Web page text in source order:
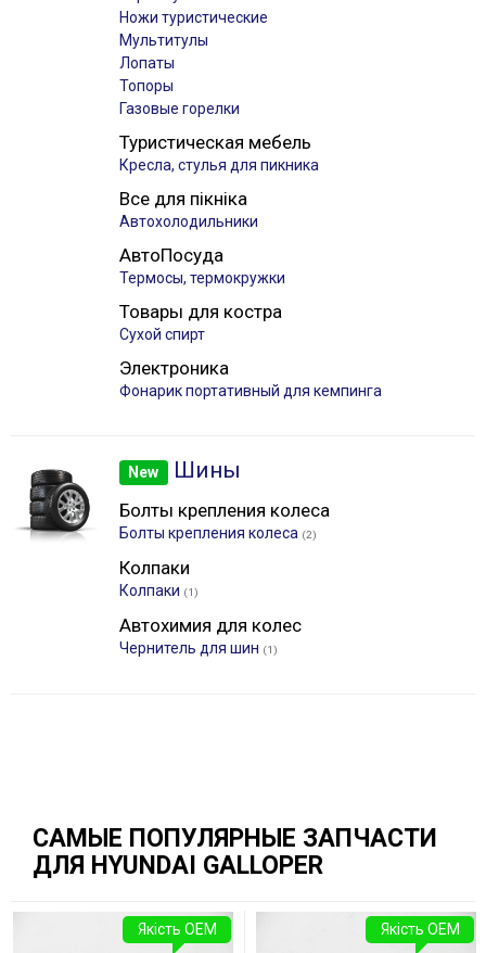
Ножи туристические
Мультитулы
Лопаты
Топоры
Газовые горелки
Туристическая мебель
Кресла, стулья для пикника
Все для пікніка
Автохолодильники
АвтоПосуда
Термосы, термокружки
Товары для костра
Сухой спирт
Электроника
Фонарик портативный для кемпинга
New Шины
Болты крепления колеса
Болты крепления колеса (2)
Колпаки
Колпаки (1)
Автохимия для колес
Чернитель для шин (1)
САМЫЕ ПОПУЛЯРНЫЕ ЗАПЧАСТИ
ДЛЯ HYUNDAI GALLOPER
Якість OEM Якість OEM